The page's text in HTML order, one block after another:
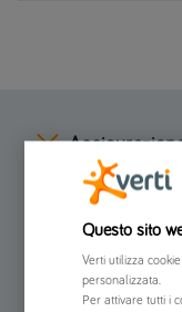
Preventivi
Chi siamo
Questo sito
Verti utilizza
personalizzata.
Per attivare tutti i